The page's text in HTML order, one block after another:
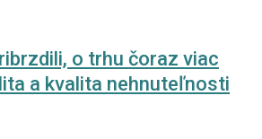
o trhu čoraz viac
a kvalita nehnuteľnosti